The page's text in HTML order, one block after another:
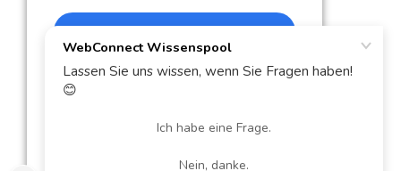
German
English
© 2024 WebConnect World SL
Aceptar Cokkies
Cookies personalisieren